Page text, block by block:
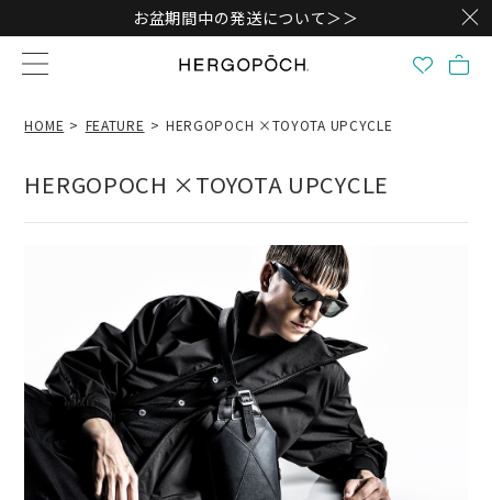
お盆期間中の発送について＞＞
HOME FEATURE HERGOPOCH ×TOYOTA UPCYCLE
HERGOPOCH ×TOYOTA UPCYCLE